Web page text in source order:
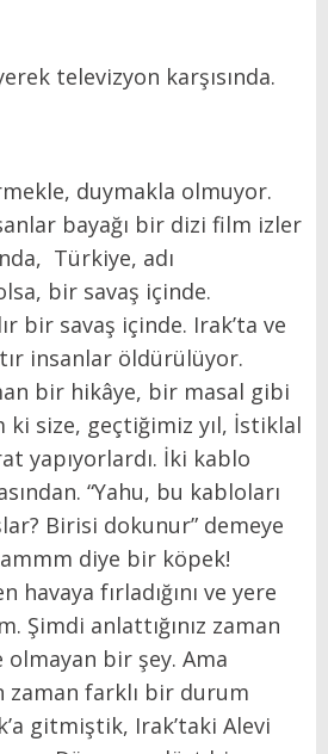
televizyon karşısında.
duymakla olmuyor.
bayağı bir dizi film izler
Türkiye, adı
bir savaş içinde.
bir savaş içinde. Irak’ta ve
insanlar öldürülüyor.
bir hikâye, bir masal gibi
ki size, geçtiğimiz yıl, İstiklal
yapıyorlardı. İki kablo
“Yahu, bu kabloları
Birisi dokunur” demeye
diye bir köpek!
fırladığını ve yere
Şimdi anlattığınız zaman
bir şey. Ama
zaman farklı bir durum
gitmiştik, Irak’taki Alevi